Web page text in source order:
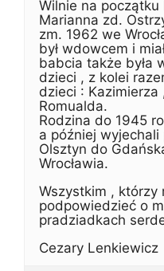
Wilnie na
Marianna zd.
zm. 1962 we
był wdowcem i
babcia także była
dzieci , z kolei
dzieci : Kazimierza
Romualda.
Rodzina do 1945
a później wyjechali
Olsztyn do
Wrocławia.
Wszystkim , którzy
podpowiedzieć o
pradziadkach
Cezary Lenkiewicz